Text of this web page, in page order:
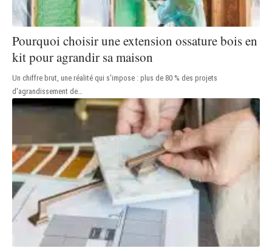
Pourquoi choisir une extension ossature bois en
kit pour agrandir sa maison
Un chiffre brut, une réalité qui s'impose : plus de 80 % des projets
d'agrandissement de